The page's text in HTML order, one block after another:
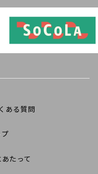
ある質問
たって